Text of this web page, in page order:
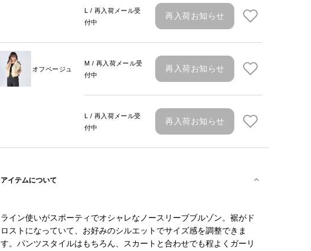
L / 再入荷メール受
付中
再入荷お知らせ
オフベージュ
M / 再入荷メール受
付中
再入荷お知らせ
L / 再入荷メール受
付中
再入荷お知らせ
アイテムについて
ライン使いがスポーティでオシャレなノースリーブブルゾン。裾がド
ロストになっていて、お好みのシルエットでサイズ感を調整できま
す。パンツスタイルはもちろん、スカートと合わせでも程よくガーリ